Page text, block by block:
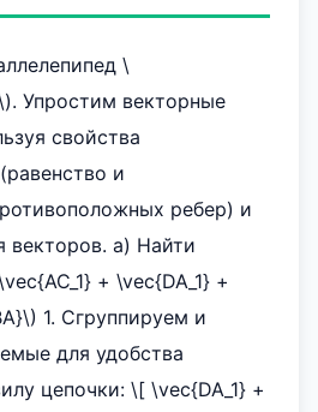
\
Упростим векторные
свойства
и
ребер) и
векторов. а) Найти
+ \vec{DA_1} +
1. Сгруппируем и
для удобства
цепочки: \[ \vec{DA_1} +